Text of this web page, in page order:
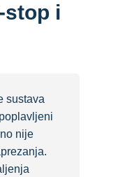
stop i
sustava
nije